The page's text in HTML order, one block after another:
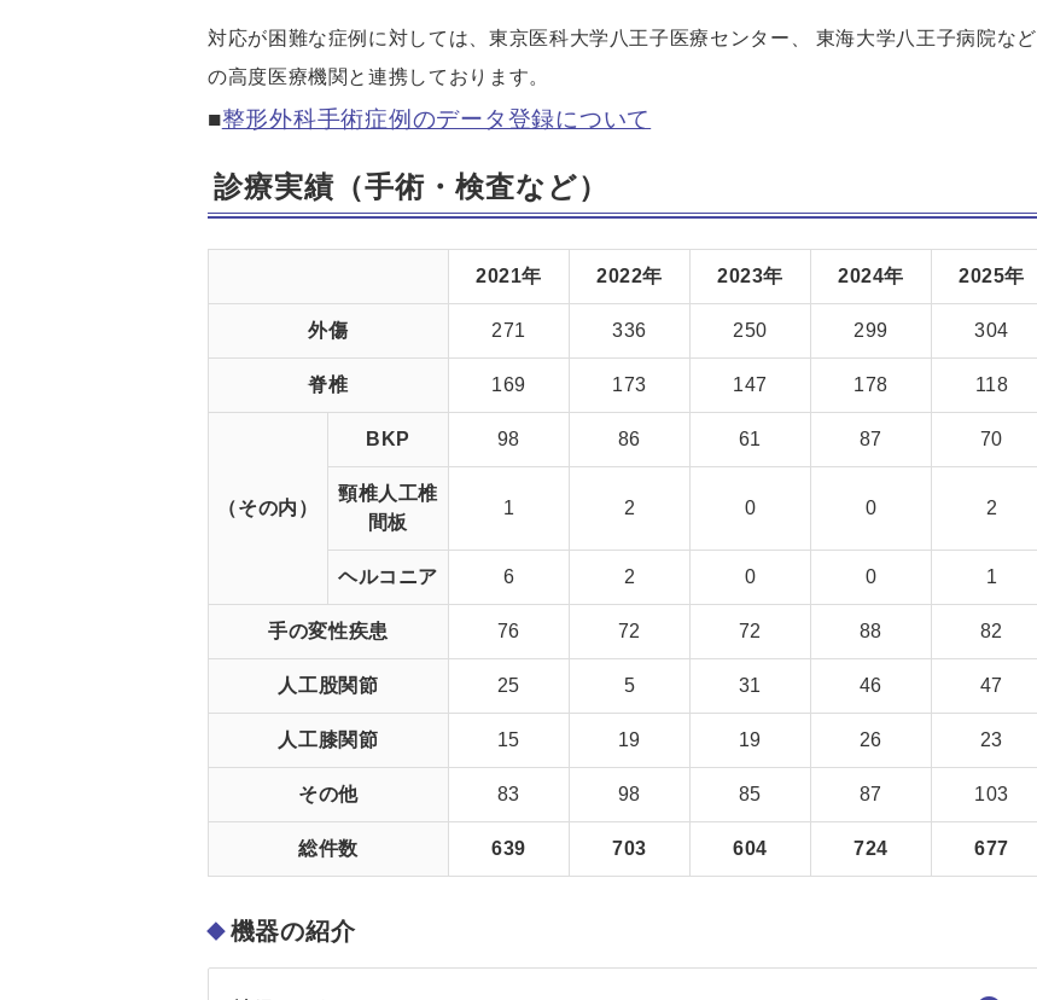
対応が困難な症例に対しては、東京医科大学八王子医療センター、 東海大学八王子病院など
の高度医療機関と連携しております。
■整形外科手術症例のデータ登録について
診療実績（手術・検査など）
2021年 2022年 2023年 2024年 2025年
外傷 271 336 250 299 304
脊椎 169 173 147 178 118
（その内）
BKP 98 86 61 87 70
頸椎人工椎
間板
1 2 0 0 2
ヘルコニア 6 2 0 0 1
手の変性疾患 76 72 72 88 82
人工股関節 25 5 31 46 47
人工膝関節 15 19 19 26 23
その他 83 98 85 87 103
総件数 639 703 604 724 677
機器の紹介